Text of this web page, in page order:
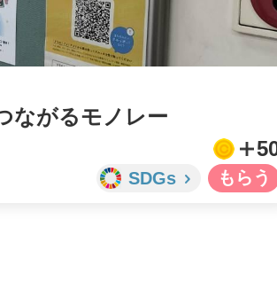
ながるモノレー
SDGs